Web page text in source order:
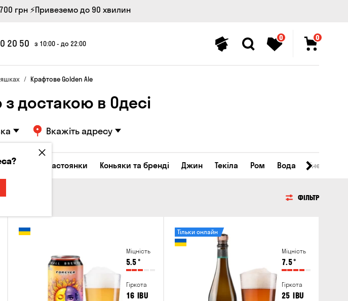
грн ⚡Привеземо до 90 хвилин
20 50 з 10:00 - до 22:00
0 0
Крафтове Golden Ale
достакою в Одесі
Вкажіть адресу
Лікери та настоянки Коньяки та бренді Джин Текіла Ром Вода
ФІЛЬТР
Міцність
5.5°
Гіркота
16 IBU
Міцність
7.5°
Гіркота
25 IBU
Тільки онлайн